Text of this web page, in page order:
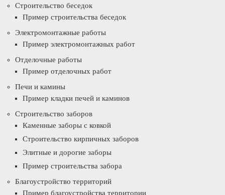
Строительство беседок
Пример строительства беседок
Электромонтажные работы
Пример электромонтажных работ
Отделочные работы
Пример отделочных работ
Печи и камины
Пример кладки печей и каминов
Строительство заборов
Каменные заборы с ковкой
Строительство кирпичных заборов
Элитные и дорогие заборы
Пример строительства забора
Благоустройство территорий
Пример благоустройства территории